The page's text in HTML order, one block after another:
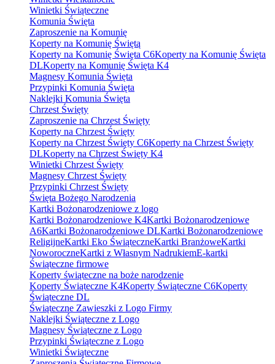
Winietki Świąteczne
Komunia Święta
Zaproszenie na Komunię
Koperty na Komunię Świętą
Koperty na Komunię Święta C6Koperty na Komunię Święta
DLKoperty na Komunię Święta K4
Magnesy Komunia Święta
Przypinki Komunia Święta
Naklejki Komunia Święta
Chrzest Święty
Zaproszenie na Chrzest Święty
Koperty na Chrzest Święty
Koperty na Chrzest Święty C6Koperty na Chrzest Święty
DLKoperty na Chrzest Święty K4
Winietki Chrzest Święty
Magnesy Chrzest Święty
Przypinki Chrzest Święty
Święta Bożego Narodzenia
Kartki Bożonarodzeniowe z logo
Kartki Bożonarodzeniowe K4Kartki Bożonarodzeniowe
A6Kartki Bożonarodzeniowe DLKartki Bożonarodzeniowe
ReligijneKartki Eko ŚwiąteczneKartki BranżoweKartki
NoworoczneKartki z Własnym NadrukiemE-kartki
Świąteczne firmowe
Koperty świąteczne na boże narodzenie
Koperty Świąteczne K4Koperty Świąteczne C6Koperty
Świąteczne DL
Świąteczne Zawieszki z Logo Firmy
Naklejki Świąteczne z Logo
Magnesy Świąteczne z Logo
Przypinki Świąteczne z Logo
Winietki Świąteczne